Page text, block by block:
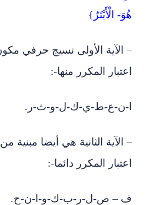
هُوَ- الْأَبْتَرُ}
– الآية الأولى نسيج حرفي
اعتبار المكرر منها-:
ا-ن-ع-ط-ي-ك-ل-و-ث-ر.
– الآية الثانية هي أيضا
اعتبار المكرر دائما-:
ف – ص-ل-ر-ب-ك-و-ا-ن-ح.